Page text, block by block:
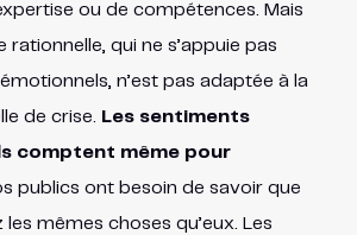
ou de compétences. Mais
qui ne s’appuie pas
n’est pas adaptée à la
de crise. Les sentiments
comptent même pour
publics ont besoin de savoir que
mêmes choses qu’eux. Les